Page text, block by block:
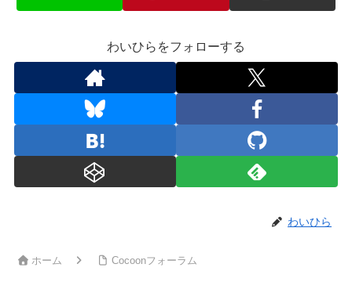
わいひらをフォローする
わいひら
ホーム Cocoonフォーラム